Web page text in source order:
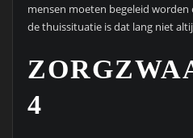
mensen moeten begeleid
de thuissituatie is dat lang niet
4